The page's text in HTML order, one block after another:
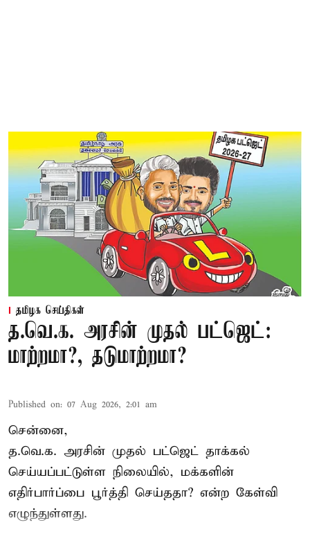
தமிழக செய்திகள்
த.வெ.க. அரசின் முதல் பட்ஜெட்:
மாற்றமா?, தடுமாற்றமா?
Published on: 07 Aug 2026, 2:01 am
சென்னை,
த.வெ.க. அரசின் முதல் பட்ஜெட் தாக்கல்
செய்யப்பட்டுள்ள நிலையில், மக்களின்
எதிர்பார்ப்பை பூர்த்தி செய்ததா? என்ற கேள்வி
எழுந்துள்ளது.